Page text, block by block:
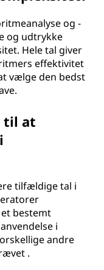
og -
og udtrykke
Hele tal giver
effektivitet
vælge den bedst
til at
tilfældige tal i
bestemt
i
andre
.